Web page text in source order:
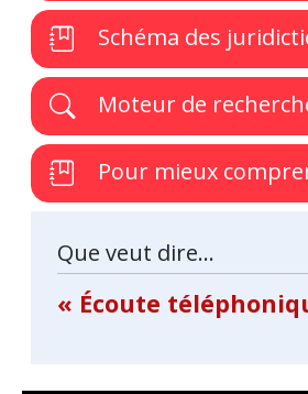
Schéma des
Moteur de
Pour mieux
Que veut dire...
« Écoute